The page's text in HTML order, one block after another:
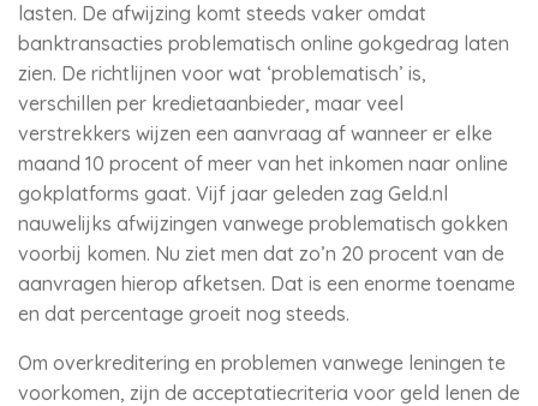
lasten. De afwijzing komt steeds vaker omdat
banktransacties problematisch online gokgedrag laten
zien. De richtlijnen voor wat ‘problematisch’ is,
verschillen per kredietaanbieder, maar veel
verstrekkers wijzen een aanvraag af wanneer er elke
maand 10 procent of meer van het inkomen naar online
gokplatforms gaat. Vijf jaar geleden zag Geld.nl
nauwelijks afwijzingen vanwege problematisch gokken
voorbij komen. Nu ziet men dat zo’n 20 procent van de
aanvragen hierop afketsen. Dat is een enorme toename
en dat percentage groeit nog steeds.
Om overkreditering en problemen vanwege leningen te
voorkomen, zijn de acceptatiecriteria voor geld lenen de